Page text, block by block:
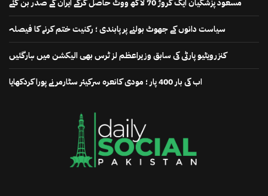
مسعود پزشکیان ایک کروڑ 70 لاکھ ووٹ حاصل کرکے ایران کے صدر بن گئے
سیاست دانوں کے جھوٹ بولنے پر پابندی ؛ رکنیت ختم کرنے کا فیصلہ
کنزرویٹیو پارٹی کی سابق وزیراعظم لز ٹرس بھی الیکشن میں ہارگئیں
اب کی بار 400 پار ؛ مودی کانعرہ سرکیئر سٹارمر نے پورا کردکھایا